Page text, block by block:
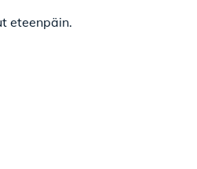
eteenpäin.